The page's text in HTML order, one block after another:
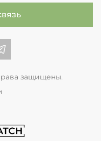
во Вконтакте
обоев в Телеграме
защищены.
студии Match